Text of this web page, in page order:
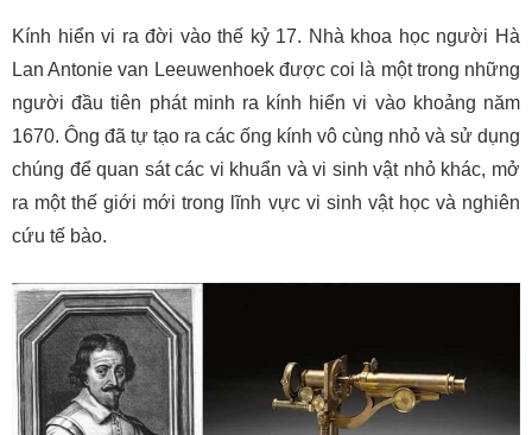
Kính hiển vi ra đời vào thế kỷ 17. Nhà khoa học người Hà
Lan Antonie van Leeuwenhoek được coi là một trong những
người đầu tiên phát minh ra kính hiển vi vào khoảng năm
1670. Ông đã tự tạo ra các ống kính vô cùng nhỏ và sử dụng
chúng để quan sát các vi khuẩn và vi sinh vật nhỏ khác, mở
ra một thế giới mới trong lĩnh vực vi sinh vật học và nghiên
cứu tế bào.